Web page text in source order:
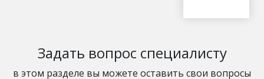
Задать вопрос специалисту
в этом разделе вы можете оставить свои вопросы